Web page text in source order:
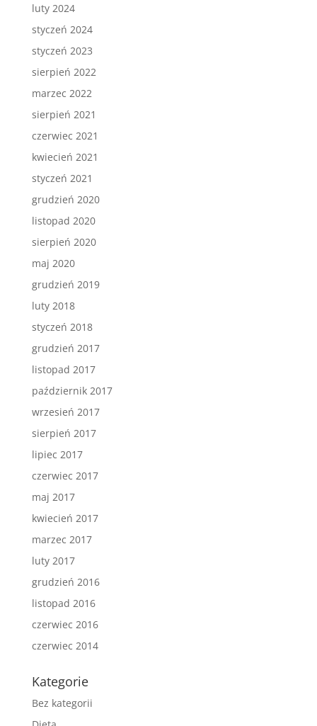
luty 2024
styczeń 2024
styczeń 2023
sierpień 2022
marzec 2022
sierpień 2021
czerwiec 2021
kwiecień 2021
styczeń 2021
grudzień 2020
listopad 2020
sierpień 2020
maj 2020
grudzień 2019
luty 2018
styczeń 2018
grudzień 2017
listopad 2017
październik 2017
wrzesień 2017
sierpień 2017
lipiec 2017
czerwiec 2017
maj 2017
kwiecień 2017
marzec 2017
luty 2017
grudzień 2016
listopad 2016
czerwiec 2016
czerwiec 2014
Kategorie
Bez kategorii